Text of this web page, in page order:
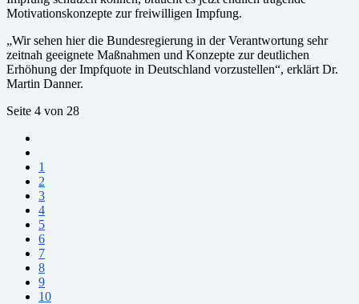
Motivationskonzepte zur freiwilligen Impfung.
„Wir sehen hier die Bundesregierung in der Verantwortung sehr
zeitnah geeignete Maßnahmen und Konzepte zur deutlichen
Erhöhung der Impfquote in Deutschland vorzustellen“, erklärt Dr.
Martin Danner.
Seite 4 von 28
1
2
3
4
5
6
7
8
9
10